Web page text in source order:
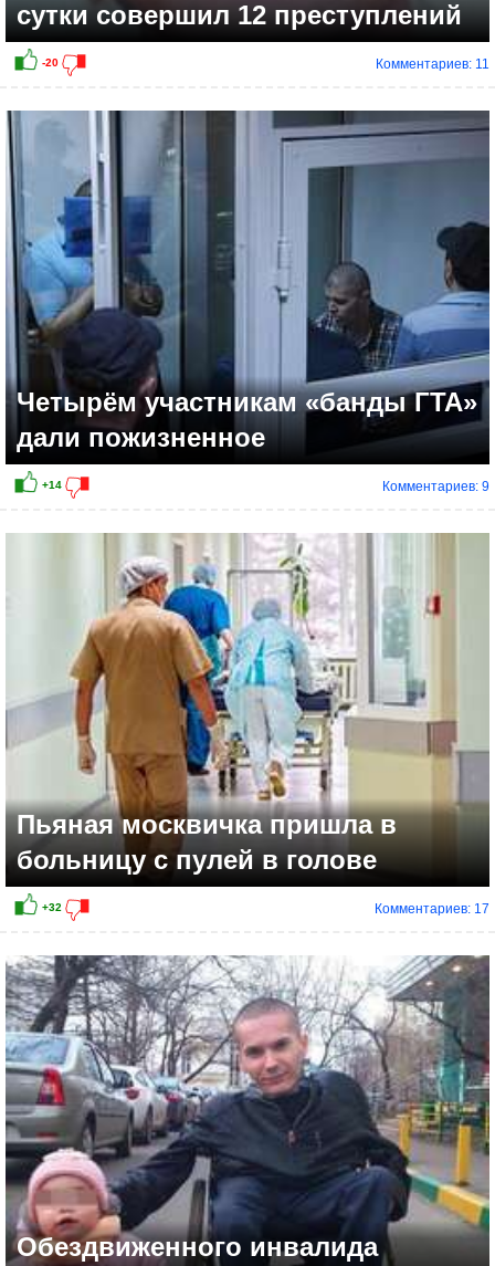
+7
+1
сутки совершил 12 преступлений
Комментариев: 11
Четырём участникам «банды ГТА»
дали пожизненное
Комментариев: 9
Пьяная москвичка пришла в
больницу с пулей в голове
Комментариев: 17
Обездвиженного инвалида